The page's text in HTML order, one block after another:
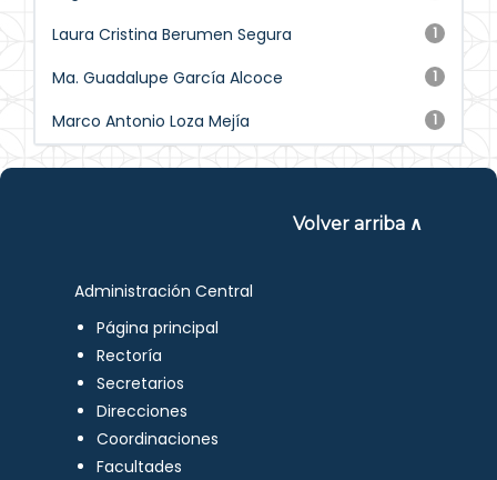
1
Laura Cristina Berumen Segura
1
Ma. Guadalupe García Alcoce
1
Marco Antonio Loza Mejía
Volver arriba ∧
Administración Central
Página principal
Rectoría
Secretarios
Direcciones
Coordinaciones
Facultades